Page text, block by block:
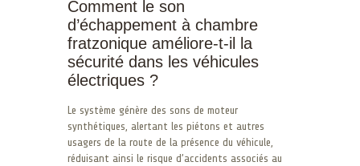
Comment le son
d’échappement à chambre
fratzonique améliore-t-il la
sécurité dans les véhicules
électriques ?
Le système génère des sons de moteur
synthétiques, alertant les piétons et autres
usagers de la route de la présence du véhicule,
réduisant ainsi le risque d’accidents associés au